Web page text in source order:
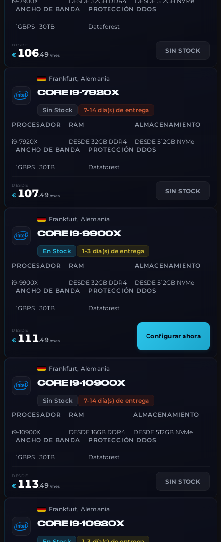
ANCHO DE BANDA
1GBPS | 30TB
PROTECCIÓN DDOS
Dataforest
DESDE
€ 106.49 /mes
SIN STOCK
Frankfurt, Alemania
CORE I9-7920X
Sin Stock
7-14 día(s) de entrega
PROCESADOR
i9-7920X
RAM
DESDE 32GB DDR4
ALMACENAMIENTO
DESDE 512GB NVMe
ANCHO DE BANDA
1GBPS | 30TB
PROTECCIÓN DDOS
Dataforest
DESDE
€ 107.49 /mes
SIN STOCK
Frankfurt, Alemania
CORE I9-9900X
En Stock
1-3 día(s) de entrega
PROCESADOR
i9-9900X
RAM
DESDE 32GB DDR4
ALMACENAMIENTO
DESDE 512GB NVMe
ANCHO DE BANDA
1GBPS | 30TB
PROTECCIÓN DDOS
Dataforest
DESDE
€ 111.49 /mes
Configurar ahora
Frankfurt, Alemania
CORE I9-10900X
Sin Stock
7-14 día(s) de entrega
PROCESADOR
i9-10900X
RAM
DESDE 16GB DDR4
ALMACENAMIENTO
DESDE 512GB NVMe
ANCHO DE BANDA
1GBPS | 30TB
PROTECCIÓN DDOS
Dataforest
DESDE
€ 113.49 /mes
SIN STOCK
Frankfurt, Alemania
CORE I9-10920X